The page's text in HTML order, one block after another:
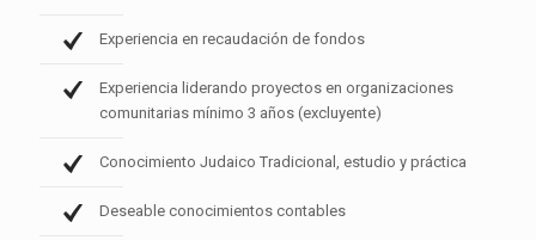
Experiencia en recaudación de fondos
Experiencia liderando proyectos en organizaciones
comunitarias mínimo 3 años (excluyente)
Conocimiento Judaico Tradicional, estudio y práctica
Deseable conocimientos contables